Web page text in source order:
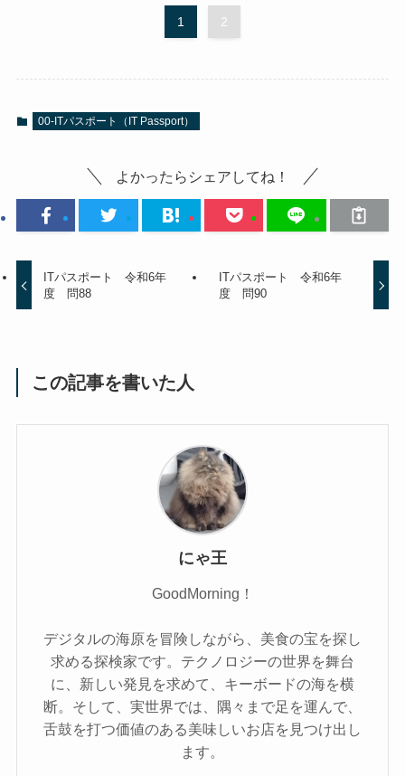
1 2
00-ITパスポート（IT Passport）
よかったらシェアしてね！
ITパスポート 令和6年
度 問88
ITパスポート 令和6年
度 問90
この記事を書いた人
にゃ王
GoodMorning！
デジタルの海原を冒険しながら、美食の宝を探し
求める探検家です。テクノロジーの世界を舞台
に、新しい発見を求めて、キーボードの海を横
断。そして、実世界では、隅々まで足を運んで、
舌鼓を打つ価値のある美味しいお店を見つけ出し
ます。